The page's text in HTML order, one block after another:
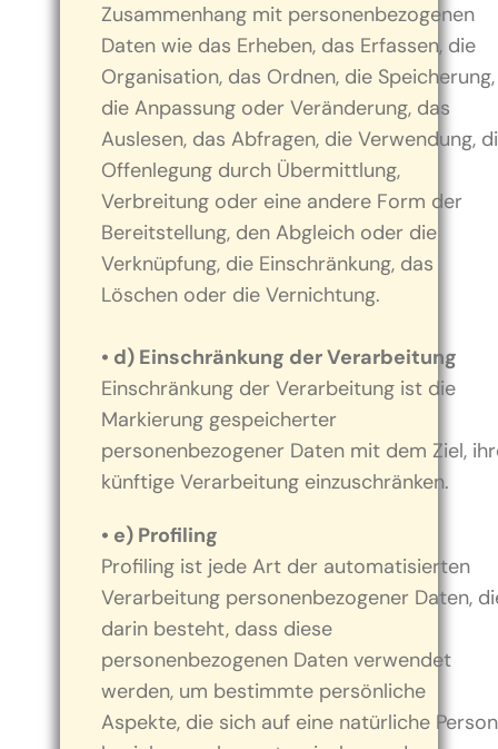
Zusammenhang mit personenbezogenen
Daten wie das Erheben, das Erfassen, die
Organisation, das Ordnen, die Speicherung,
die Anpassung oder Veränderung, das
Auslesen, das Abfragen, die Verwendung,
Offenlegung durch Übermittlung,
Verbreitung oder eine andere Form der
Bereitstellung, den Abgleich oder die
Verknüpfung, die Einschränkung, das
Löschen oder die Vernichtung.
• d) Einschränkung der Verarbeitung
Einschränkung der Verarbeitung ist die
Markierung gespeicherter
personenbezogener Daten mit dem Ziel,
künftige Verarbeitung einzuschränken.
• e) Profiling
Profiling ist jede Art der automatisierten
Verarbeitung personenbezogener Daten,
darin besteht, dass diese
personenbezogenen Daten verwendet
werden, um bestimmte persönliche
Aspekte, die sich auf eine natürliche Person